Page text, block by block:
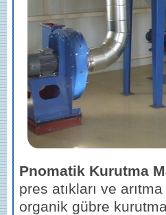
Pnomatik Kurutma
pres atıkları ve
organik gübre